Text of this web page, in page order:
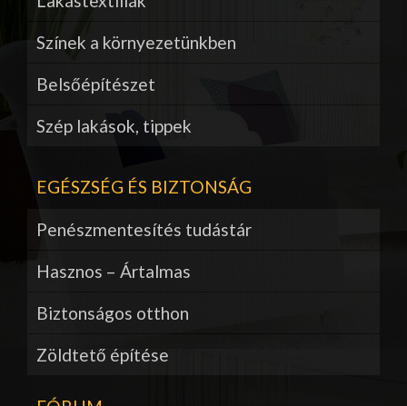
Színek a környezetünkben
Belsőépítészet
Szép lakások, tippek
EGÉSZSÉG ÉS BIZTONSÁG
Penészmentesítés tudástár
Hasznos – Ártalmas
Biztonságos otthon
Zöldtető építése